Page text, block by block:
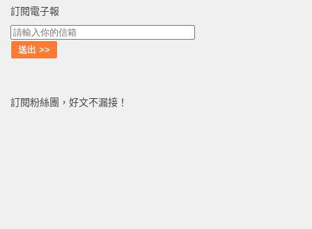
訂閱電子報
訂閱粉絲團，好文不漏接！